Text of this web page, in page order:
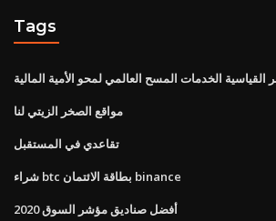
Tags
الخدمات المسح العالمي لمحو الأمية المالية
مواقع الصخر الزيتي لنا
تقاعدي في المستقبل
شراء btc بطاقة الائتمان binance
أفضل صناديق مؤشر السوق 2020